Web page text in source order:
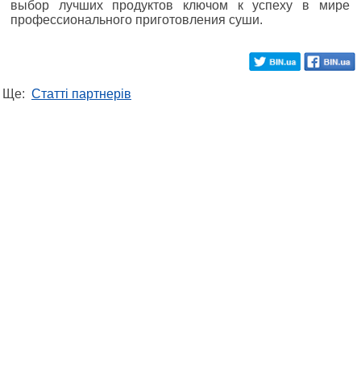
выбор лучших продуктов ключом к успеху в мире
профессионального приготовления суши.
Ще: Статті партнерів